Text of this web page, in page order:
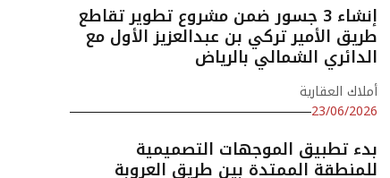
إنشاء 3 جسور ضمن مشروع تطوير تقاطع
طريق الأمير تركي بن عبدالعزيز الأول مع
الدائري الشمالي بالرياض
أملاك العقارية
23/06/2026
بدء تطبيق الموجهات التصميمية
للمنطقة الممتدة بين طريق العروبة